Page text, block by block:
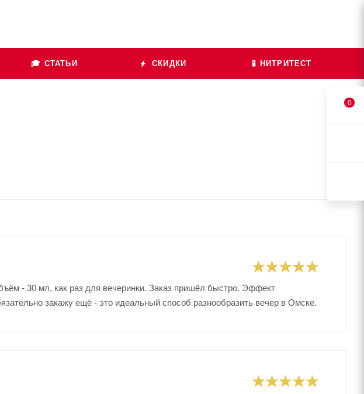
🎓 СТАТЬИ СКИДКИ 🧪 НИТРИТЕСТ
- 30 мл, как раз для вечеринки. Заказ пришёл быстро. Эффект
закажу ещё - это идеальный способ разнообразить вечер в Омске.
0